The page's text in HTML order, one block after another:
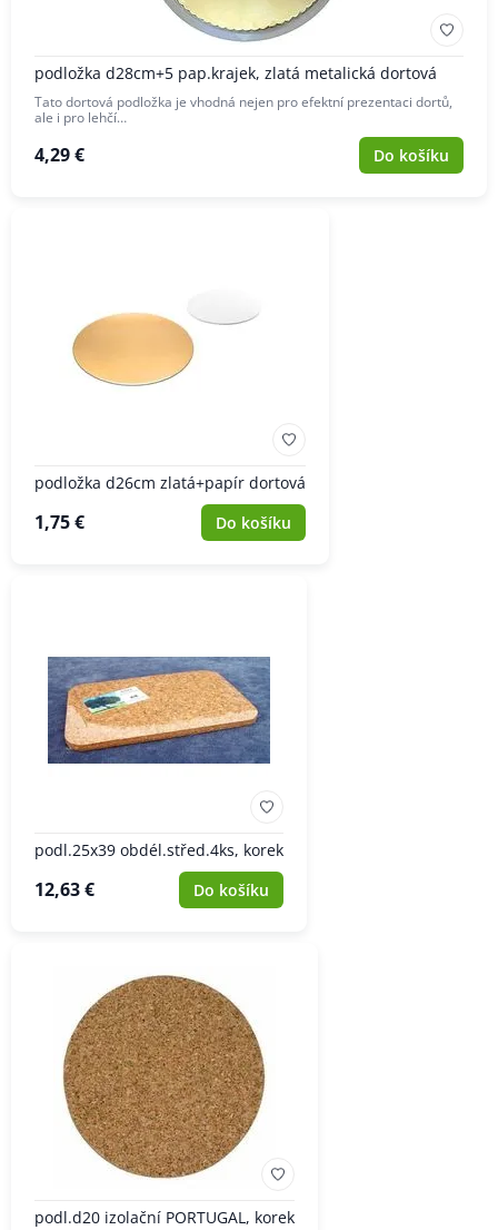
podložka d28cm+5 pap.krajek, zlatá metalická dortová
Tato dortová podložka je vhodná nejen pro efektní prezentaci dortů,
ale i pro lehčí…
4,29 € Do košíku
podložka d26cm zlatá+papír dortová
1,75 € Do košíku
podl.25x39 obdél.střed.4ks, korek
12,63 € Do košíku
podl.d20 izolační PORTUGAL, korek